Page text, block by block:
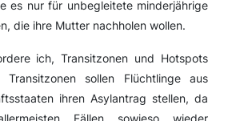
es nur für unbegleitete minderjährige
die ihre Mutter nachholen wollen.
ich, Transitzonen und Hotspots
Transitzonen sollen Flüchtlinge aus
ihren Asylantrag stellen, da